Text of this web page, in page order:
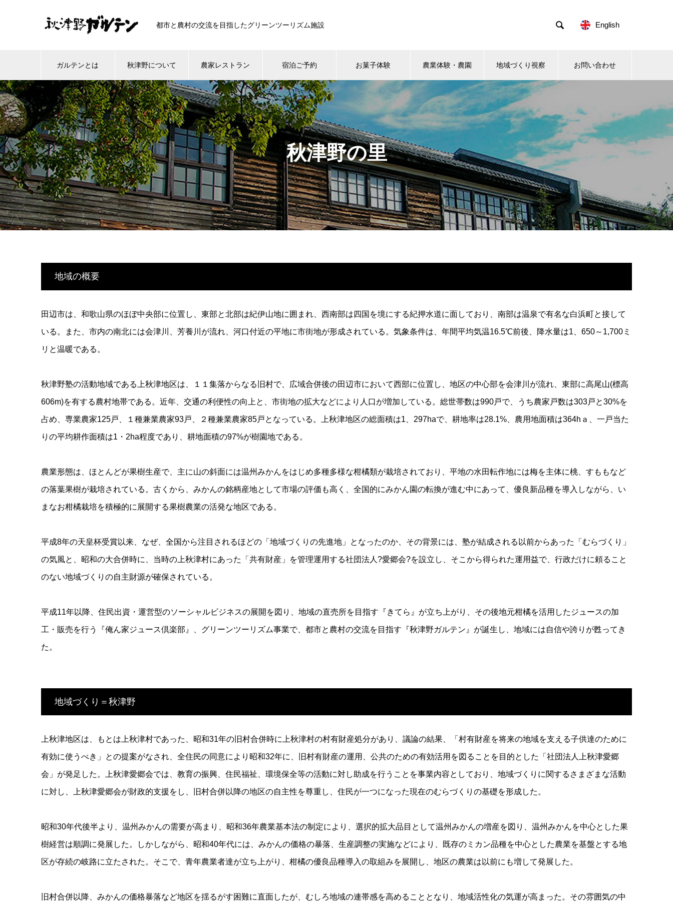
都市と農村の交流を目指したグリーンツーリズム施設  English
ガルテンとは 秋津野について 農家レストラン 宿泊ご予約 お菓子体験 農業体験・農園 地域づくり視察 お問い合わせ
秋津野の里
地域の概要
田辺市は、和歌山県のほぼ中央部に位置し、東部と北部は紀伊山地に囲まれ、西南部は四国を境にする紀押水道に面しており、南部は温泉で有名な白浜町と接して
いる。また、市内の南北には会津川、芳養川が流れ、河口付近の平地に市街地が形成されている。気象条件は、年間平均気温16.5℃前後、降水量は1、650～1,700ミ
リと温暖である。
秋津野塾の活動地域である上秋津地区は、１１集落からなる旧村で、広域合併後の田辺市において西部に位置し、地区の中心部を会津川が流れ、東部に高尾山(標高
606m)を有する農村地帯である。近年、交通の利便性の向上と、市街地の拡大などにより人口が増加している。総世帯数は990戸で、うち農家戸数は303戸と30%を
占め、専業農家125戸、１種兼業農家93戸、２種兼業農家85戸となっている。上秋津地区の総面積は1、297haで、耕地率は28.1%、農用地面積は364hａ、一戸当た
りの平均耕作面積は1・2ha程度であり、耕地面積の97%が樹園地である。
農業形態は、ほとんどが果樹生産で、主に山の斜面には温州みかんをはじめ多種多様な柑橘類が栽培されており、平地の水田転作地には梅を主体に桃、すももなど
の落葉果樹が栽培されている。古くから、みかんの銘柄産地として市場の評価も高く、全国的にみかん園の転換が進む中にあって、優良新品種を導入しながら、い
まなお柑橘栽培を積極的に展開する果樹農業の活発な地区である。
平成8年の天皇杯受賞以来、なぜ、全国から注目されるほどの「地域づくりの先進地」となったのか、その背景には、塾が結成される以前からあった「むらづくり」
の気風と、昭和の大合併時に、当時の上秋津村にあった「共有財産」を管理運用する社団法人?愛郷会?を設立し、そこから得られた運用益で、行政だけに頼ること
のない地域づくりの自主財源が確保されている。
平成11年以降、住民出資・運営型のソーシャルビジネスの展開を図り、地域の直売所を目指す『きてら』が立ち上がり、その後地元柑橘を活用したジュースの加
工・販売を行う『俺ん家ジュース倶楽部』、グリーンツーリズム事業で、都市と農村の交流を目指す『秋津野ガルテン』が誕生し、地域には自信や誇りが甦ってき
た。
地域づくり＝秋津野
上秋津地区は、もとは上秋津村であった、昭和31年の旧村合併時に上秋津村の村有財産処分があり、議論の結果、「村有財産を将来の地域を支える子供達のために
有効に使うべき」との提案がなされ、全住民の同意により昭和32年に、旧村有財産の運用、公共のための有効活用を図ることを目的とした「社団法人上秋津愛郷
会」が発足した。上秋津愛郷会では、教育の振興、住民福祉、環境保全等の活動に対し助成を行うことを事業内容としており、地域づくりに関するさまざまな活動
に対し、上秋津愛郷会が財政的支援をし、旧村合併以降の地区の自主性を尊重し、住民が一つになった現在のむらづくりの基礎を形成した。
昭和30年代後半より、温州みかんの需要が高まり、昭和36年農業基本法の制定により、選択的拡大品目として温州みかんの増産を図り、温州みかんを中心とした果
樹経営は順調に発展した。しかしながら、昭和40年代には、みかんの価格の暴落、生産調整の実施などにより、既存のミカン品種を中心とした農業を基盤とする地
区が存続の岐路に立たされた。そこで、青年農業者達が立ち上がり、柑橘の優良品種導入の取組みを展開し、地区の農業は以前にも増して発展した。
旧村合併以降、みかんの価格暴落など地区を揺るがす困難に直面したが、むしろ地域の連帯感を高めることとなり、地域活性化の気運が高まった。その雰囲気の中